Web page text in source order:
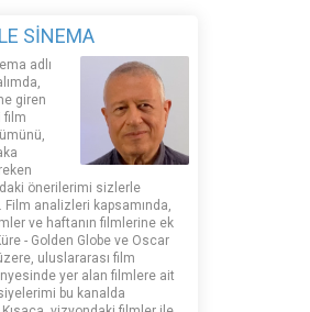
SİNEMA
adlı
giren
film
önerilerimi sizlerle
Film analizleri kapsamında,
ve haftanın filmlerine ek
- Golden Globe ve Oscar
uluslararası film
yer alan filmlere ait
bu kanalda